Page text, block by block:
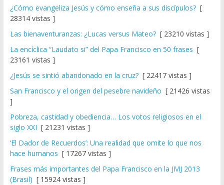
¿Cómo evangeliza Jesús y cómo enseña a sus discípulos?[
28314 vistas ]
Las bienaventuranzas: ¿Lucas versus Mateo?[ 23210 vistas ]
La encíclica “Laudato si” del Papa Francisco en 50 frases [
23161 vistas ]
¿Jesús se sintió abandonado en la cruz?[ 22417 vistas ]
San Francisco y el origen del pesebre navideño [ 21426 vistas
]
Pobreza, castidad y obediencia… Los votos religiosos en el
siglo XXI [ 21231 vistas ]
‘El Dador de Recuerdos’: Una realidad que omite lo que nos
hace humanos [ 17267 vistas ]
Frases más importantes del Papa Francisco en la JMJ 2013
(Brasil) [ 15924 vistas ]